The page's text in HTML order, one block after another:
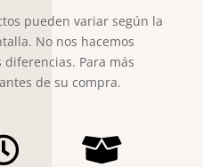
pueden variar según la
No nos hacemos
Para más
de su compra.
